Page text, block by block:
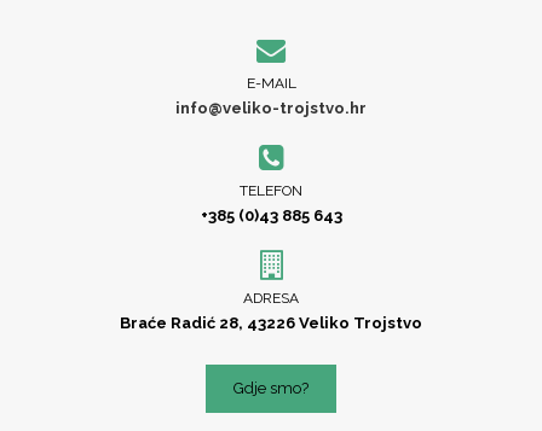
E-MAIL
info@veliko-trojstvo.hr
TELEFON
+385 (0)43 885 643
ADRESA
Braće Radić 28, 43226 Veliko Trojstvo
Gdje smo?